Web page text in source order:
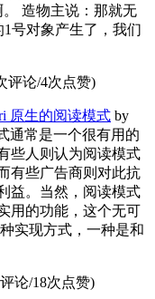
造物主说：那就无
1号对象产生了，我们
评论/4次点赞)
原生的阅读模式 by
通常是一个很有用的
些人则认为阅读模式
有些广告商则对此抗
益。当然，阅读模式
用的功能，这个无可
实现方式，一种是和
论/18次点赞)